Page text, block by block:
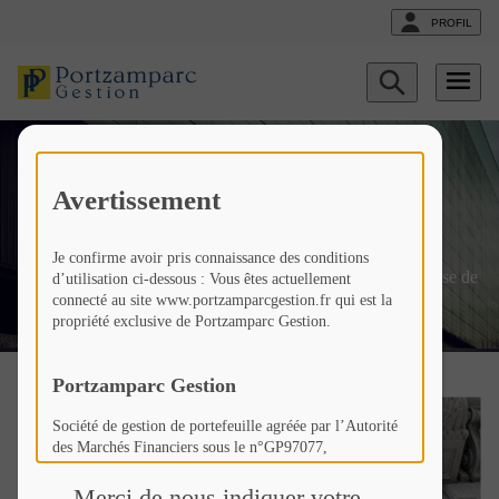
PROFIL
Afficher
le
formulaire
recherche
Avertissement
Je confirme avoir pris connaissance des conditions
d’utilisation ci-dessous : Vous êtes actuellement
connecté au site www.portzamparcgestion.fr qui est la
propriété exclusive de Portzamparc Gestion.
Portzamparc Gestion
Société de gestion de portefeuille agréée par l’Autorité
des Marchés Financiers sous le n°GP97077,
Société Anonyme à Conseil d’Administration au capital
de 307 846 €,
Crédit Suisse : Une crise de
confiance ?
Fr
Liste
actualités
Liste
actualités
Crédit Suisse : Une crise de
confiance ?